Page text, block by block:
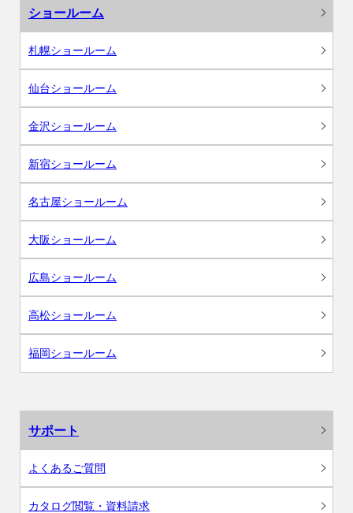
ショールーム
札幌ショールーム
仙台ショールーム
金沢ショールーム
新宿ショールーム
名古屋ショールーム
大阪ショールーム
広島ショールーム
高松ショールーム
福岡ショールーム
サポート
よくあるご質問
カタログ閲覧・資料請求